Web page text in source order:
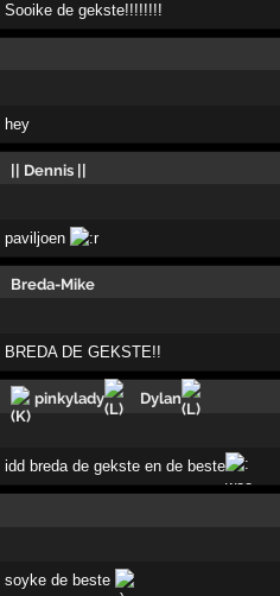
Sooike de gekste!!!!!!!!
hey
|| Dennis ||
paviljoen
Breda-Mike
BREDA DE GEKSTE!!
pinkylady
Dylan
idd breda de gekste en de beste
soyke de beste